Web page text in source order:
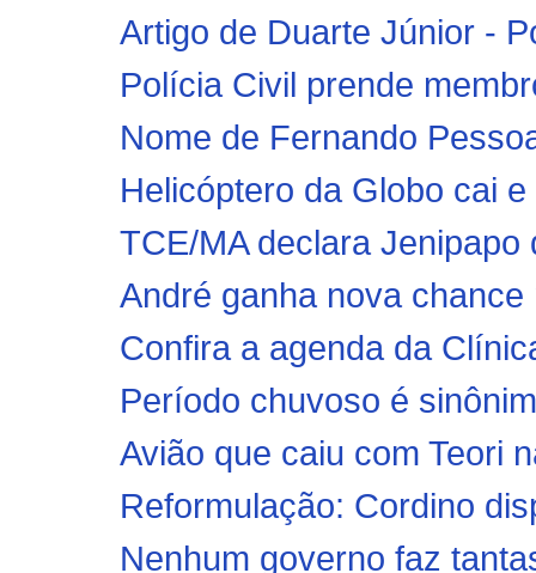
Artigo de Duarte Júnior -
Polícia Civil prende
Nome de Fernando
Helicóptero da Globo cai
TCE/MA declara
André ganha nova chance
Confira a agenda da
Período chuvoso é
Avião que caiu com Teori
Reformulação: Cordino
Nenhum governo faz